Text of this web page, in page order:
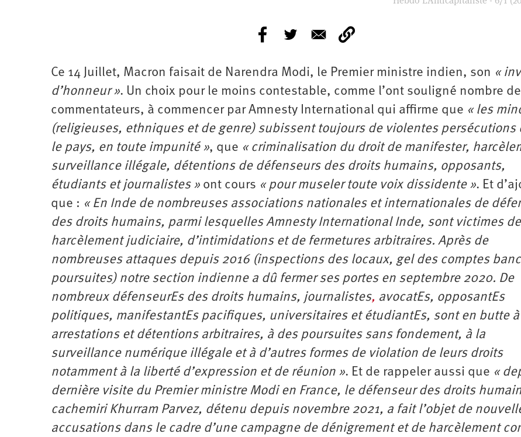
Ce 14 Juillet, Macron faisait de Narendra Modi, le Premier ministre indien, son «
d’honneur ». Un choix pour le moins contestable, comme l’ont souligné nombre de
commentateurs, à commencer par Amnesty International qui affirme que « les
(religieuses, ethniques et de genre) subissent toujours de violentes persécutions
le pays, en toute impunité », que « criminalisation du droit de manifester,
surveillance illégale, détentions de défenseurs des droits humains, opposants,
étudiants et journalistes » ont cours « pour museler toute voix dissidente ». Et
que : « En Inde de nombreuses associations nationales et internationales de
des droits humains, parmi lesquelles Amnesty International Inde, sont victimes de
harcèlement judiciaire, d’intimidations et de fermetures arbitraires. Après de
nombreuses attaques depuis 2016 (inspections des locaux, gel des comptes
poursuites) notre section indienne a dû fermer ses portes en septembre 2020. De
nombreux défenseurEs des droits humains, journalistes, avocatEs, opposantEs
politiques, manifestantEs pacifiques, universitaires et étudiantEs, sont en butte
arrestations et détentions arbitraires, à des poursuites sans fondement, à la
surveillance numérique illégale et à d’autres formes de violation de leurs droits
notamment à la liberté d’expression et de réunion ». Et de rappeler aussi que «
dernière visite du Premier ministre Modi en France, le défenseur des droits
cachemiri Khurram Parvez, détenu depuis novembre 2021, a fait l’objet de
accusations dans le cadre d’une campagne de dénigrement et de harcèlement